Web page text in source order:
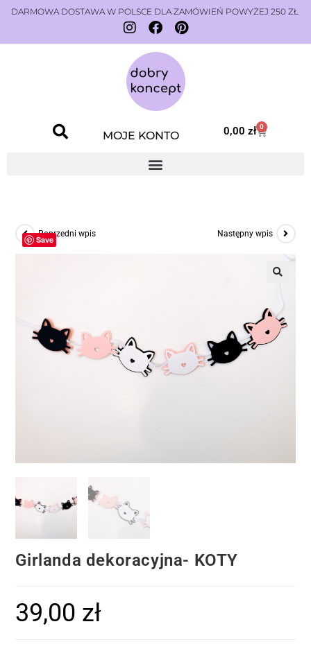
DARMOWA DOSTAWA W POLSCE DLA ZAMÓWIEŃ POWYŻEJ 250 ZŁ
MOJE KONTO 0,00zł 0
Poprzedni wpis Następny wpis
Save
Girlanda dekoracyjna- KOTY
39,00 zł